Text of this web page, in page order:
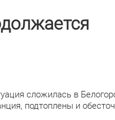
сложилась в
подтоплены и